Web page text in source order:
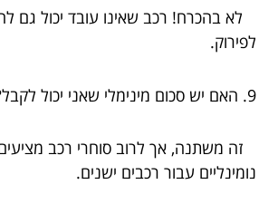
לא בהכרח! רכב שאינו עובד יכול גם
לפירוק.
9. האם יש סכום מינימלי שאני יכול לקבל?
זה משתנה, אך לרוב סוחרי רכב
נומינליים עבור רכבים ישנים.